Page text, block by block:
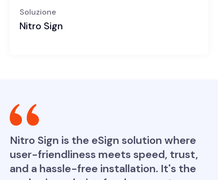
Soluzione
Nitro Sign
Nitro Sign is the eSign solution where
user-friendliness meets speed, trust,
and a hassle-free installation. It's the